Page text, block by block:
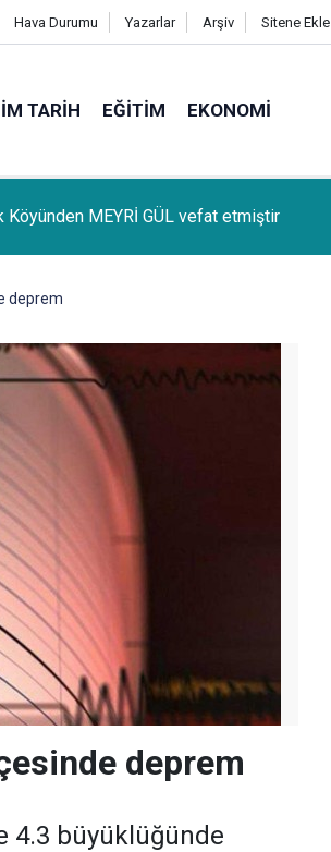
Hava Durumu Yazarlar Arşiv Sitene Ekle
TARIH EĞITIM EKONOMI
Köyünden MEYRİ GÜL vefat etmiştir
deprem
deprem
4.3 büyüklüğünde